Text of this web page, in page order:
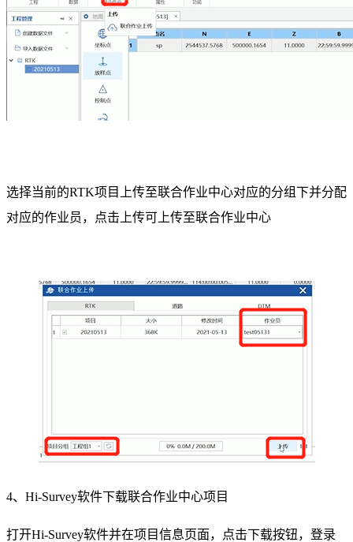
选择当前的RTK项目上传至联合作业中心对应的分组下并分配
对应的作业员，点击上传可上传至联合作业中心
4、Hi-Survey软件下载联合作业中心项目
打开Hi-Survey软件并在项目信息页面，点击下载按钮，登录